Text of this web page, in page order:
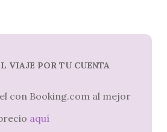
VIAJE POR TU CUENTA
con Booking.com al mejor
aquí